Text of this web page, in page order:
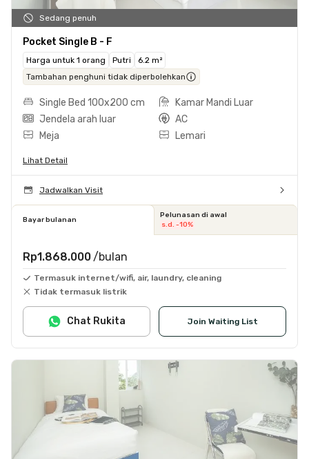
Sedang penuh
Pocket Single B - F
Harga untuk 1 orang Putri
6.2 m²
Tambahan penghuni tidak diperbolehkan
Single Bed 100x200 cm
Kamar Mandi Luar
Jendela arah luar
AC
Meja
Lemari
Lihat Detail
Jadwalkan Visit
Bayar bulanan
Pelunasan di awal
s.d. -10%
Rp1.868.000 /bulan
Termasuk internet/wifi, air, laundry, cleaning
Tidak termasuk listrik
Join Waiting List
Chat Rukita